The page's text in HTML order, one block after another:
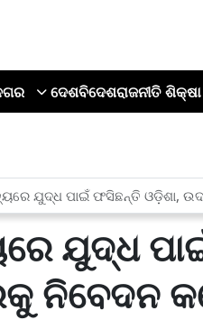
ଦେଶବିଦେଶରାଜନୀତି
ଯୁଦ୍ଧ ପାଇଁ ଫସିଛନ୍ତି ଓଡ଼ିଶା,
ଯୁଦ୍ଧ
ନିବେଦନ